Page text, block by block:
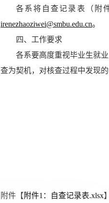
各系将自查记录表（附
irenezhaoziwei@smbu.edu.cn。
四、工作要求
各系要高度重视毕业生就
查为契机，对核查过程中发现
附件【 附件1：自查记录表.xlsx